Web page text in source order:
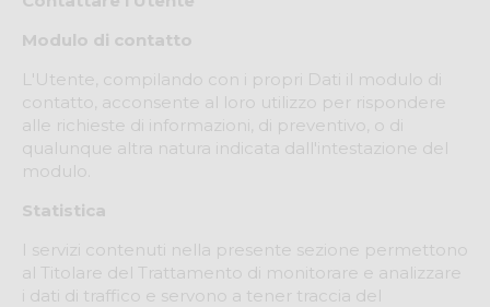
Modulo di contatto
L'Utente, compilando con i propri Dati il modulo di
contatto, acconsente al loro utilizzo per rispondere
alle richieste di informazioni, di preventivo, o di
qualunque altra natura indicata dall'intestazione del
modulo.
Statistica
I servizi contenuti nella presente sezione permettono
al Titolare del Trattamento di monitorare e analizzare
i dati di traffico e servono a tener traccia del